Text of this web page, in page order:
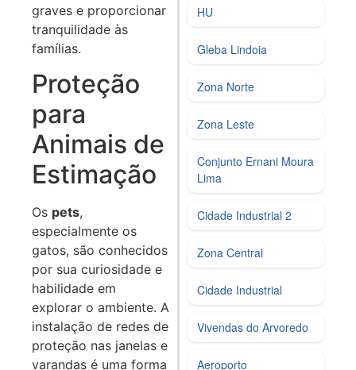
graves e proporcionar
tranquilidade às
famílias.
Proteção
para
Animais de
Estimação
Os pets,
especialmente os
gatos, são conhecidos
por sua curiosidade e
habilidade em
explorar o ambiente. A
instalação de redes de
proteção nas janelas e
varandas é uma forma
HU
Gleba Lindoia
Zona Norte
Zona Leste
Conjunto Ernani Moura
Lima
Cidade Industrial 2
Zona Central
Cidade Industrial
Vivendas do Arvoredo
Aeroporto